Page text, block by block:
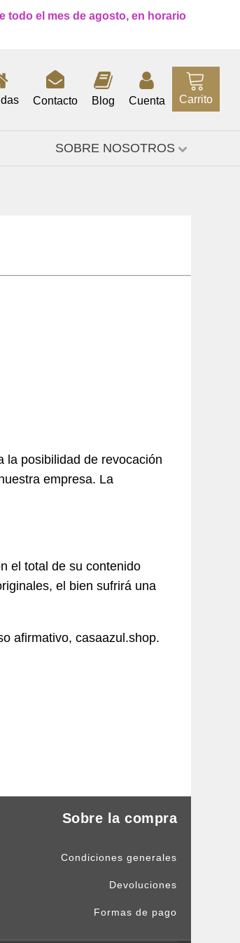
todo el mes de agosto, en horario
Contacto Blog Cuenta Carrito
SOBRE NOSOTROS
la posibilidad de revocación
empresa. La
el total de su contenido
el bien sufrirá una
afirmativo, casaazul.shop.
Sobre la compra
Condiciones generales
Devoluciones
Formas de pago